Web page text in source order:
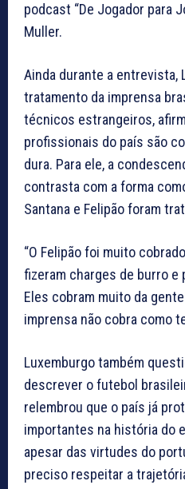
podcast “De Jogador para
Muller.
Ainda durante a entrevista,
tratamento da imprensa
técnicos estrangeiros,
profissionais do país são
dura. Para ele, a
contrasta com a forma
Santana e Felipão foram
“O Felipão foi muito
fizeram charges de burro e
Eles cobram muito da
imprensa não cobra como
Luxemburgo também
descrever o futebol
relembrou que o país já
importantes na história do
apesar das virtudes do
preciso respeitar a